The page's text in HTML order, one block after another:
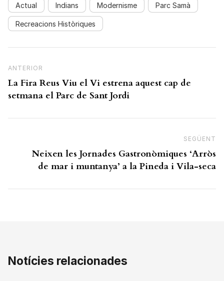
Actual Indians Modernisme Parc Samà
Recreacions Històriques
Previous Post
ANTERIOR
La Fira Reus Viu el Vi estrena aquest cap de
setmana el Parc de Sant Jordi
SEGÜENT
Neixen les Jornades Gastronòmiques ‘Arròs
de mar i muntanya’ a la Pineda i Vila-seca
Notícies relacionades